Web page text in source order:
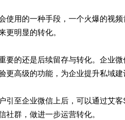
使用的一种手段，一个火爆的视
更明显的转化。
要的还是后续留存与转化。企业
更高级的功能，为企业提升私域建
引至企业微信上后，可以通过艾客
社群，做进一步运营转化。